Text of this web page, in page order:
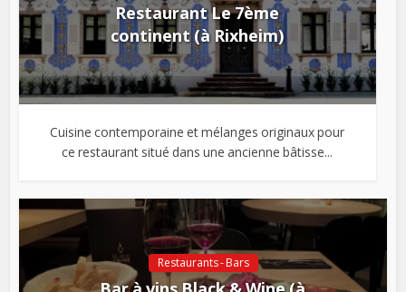
Restaurant Le 7ème
continent (à Rixheim)
Cuisine contemporaine et mélanges originaux pour
ce restaurant situé dans une ancienne bâtisse...
Restaurants - Bars